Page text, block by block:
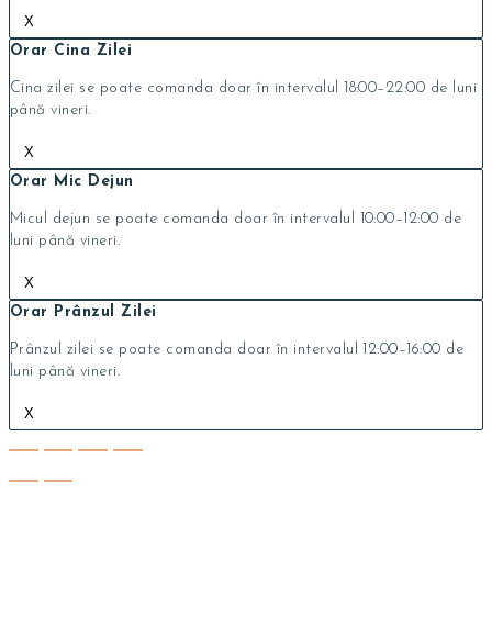
X
Orar Cina Zilei
Cina zilei se poate comanda doar în intervalul 18:00–22:00 de luni
până vineri.
X
Orar Mic Dejun
Micul dejun se poate comanda doar în intervalul 10:00–12:00 de
luni până vineri.
X
Orar Prânzul Zilei
Prânzul zilei se poate comanda doar în intervalul 12:00–16:00 de
luni până vineri.
X